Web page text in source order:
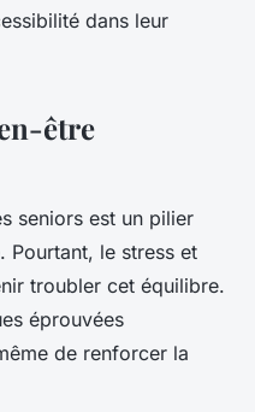
dans leur
être
seniors est un pilier
Pourtant, le stress et
troubler cet équilibre.
éprouvées
de renforcer la